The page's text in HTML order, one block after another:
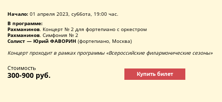
Начало: 01 апреля 2023, суббота, 19:00 час.
В программе:
Рахманинов. Концерт № 2 для фортепиано с оркестром
Рахманинов. Симфония № 2
Солист — Юрий ФАВОРИН (фортепиано, Москва)
Концерт проходит в рамках программы «Всероссийские филармонические сезоны»
Стоимость
300-900 руб. Купить билет